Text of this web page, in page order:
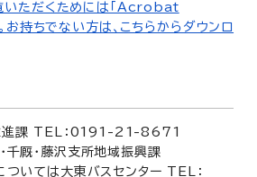
いただくためには「Acrobat
持ちでない方は、こちらからダウンロ
進課 TEL：0191-21-8671
千厩・藤沢支所地域振興課
ついては大東バスセンター TEL：